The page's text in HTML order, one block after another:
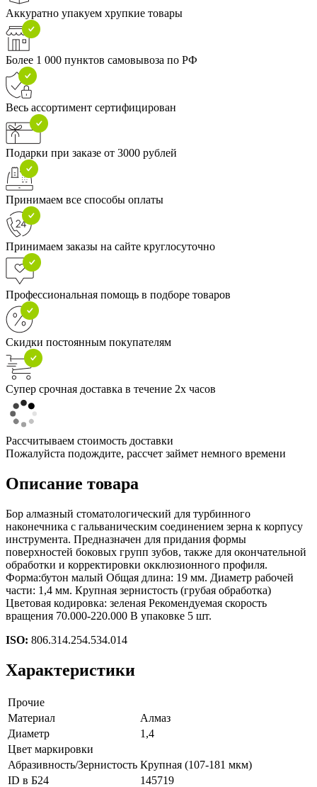
Аккуратно упакуем хрупкие товары
Более 1 000 пунктов самовывоза по РФ
Весь ассортимент сертифицирован
Подарки при заказе от 3000 рублей
Принимаем все способы оплаты
Принимаем заказы на сайте круглосуточно
Профессиональная помощь в подборе товаров
Скидки постоянным покупателям
Супер срочная доставка в течение 2х часов
Рассчитываем стоимость доставки
Пожалуйста подождите, рассчет займет немного времени
Описание товара
Бор алмазный стоматологический для турбинного
наконечника с гальваническим соединением зерна к корпусу
инструмента. Предназначен для придания формы
поверхностей боковых групп зубов, также для окончательной
обработки и корректировки окклюзионного профиля.
Форма:бутон малый Общая длина: 19 мм. Диаметр рабочей
части: 1,4 мм. Крупная зернистость (грубая обработка)
Цветовая кодировка: зеленая Рекомендуемая скорость
вращения 70.000-220.000 В упаковке 5 шт.
ISO: 806.314.254.534.014
Характеристики
Прочие
Материал
Алмаз
Диаметр
1,4
Цвет маркировки
Абразивность/Зернистость Крупная (107-181 мкм)
ID в Б24
145719